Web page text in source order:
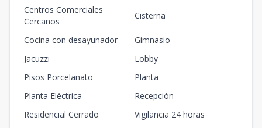
Centros Comerciales
Cercanos
Cisterna
Cocina con desayunador
Gimnasio
Jacuzzi
Lobby
Pisos Porcelanato
Planta
Planta Eléctrica
Recepción
Residencial Cerrado
Vigilancia 24 horas